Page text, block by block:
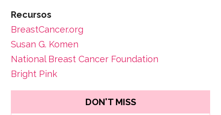
Recursos
BreastCancer.org
Susan G. Komen
National Breast Cancer Foundation
Bright Pink
DON'T MISS